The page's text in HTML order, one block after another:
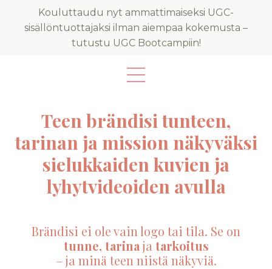
Kouluttaudu nyt ammattimaiseksi UGC-
sisällöntuottajaksi ilman aiempaa kokemusta –
tutustu UGC Bootcampiin!
Teen brändisi tunteen,
tarinan ja mission näkyväksi
sielukkaiden kuvien ja
lyhytvideoiden avulla
Brändisi ei ole vain logo tai tila. Se on
tunne, tarina ja tarkoitus
– ja minä teen niistä näkyviä.